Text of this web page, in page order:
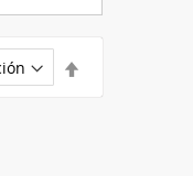
descendente